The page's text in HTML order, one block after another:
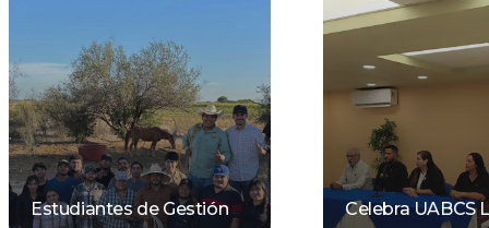
Estudiantes de Gestión
Celebra UABCS